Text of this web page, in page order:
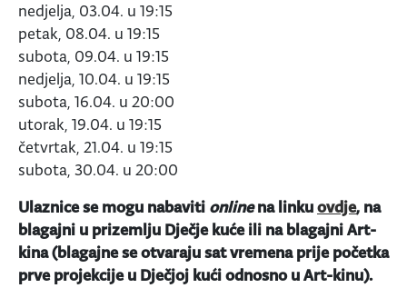
nedjelja, 03.04. u 19:15
petak, 08.04. u 19:15
subota, 09.04. u 19:15
nedjelja, 10.04. u 19:15
subota, 16.04. u 20:00
utorak, 19.04. u 19:15
četvrtak, 21.04. u 19:15
subota, 30.04. u 20:00
Ulaznice se mogu nabaviti onlinena linkuovdje, na
blagajni u prizemlju Dječje kuće ili na blagajni Art-
kina (blagajne se otvaraju sat vremena prije početka
prve projekcije u Dječjoj kući odnosno u Art-kinu).